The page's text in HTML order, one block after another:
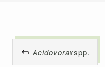
Acidovoraxspp.